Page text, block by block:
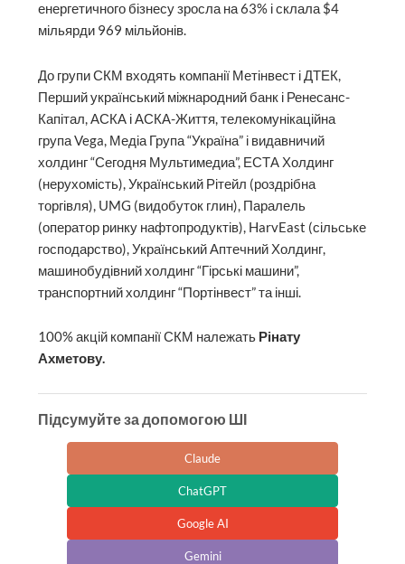
енергетичного бізнесу зросла на 63% і склала $4
мільярди 969 мільйонів.
До групи СКМ входять компанії Метінвест і ДТЕК,
Перший український міжнародний банк і Ренесанс-
Капітал, АСКА і АСКА-Життя, телекомунікаційна
група Vega, Медіа Група “Україна” і видавничий
холдинг “Сегодня Мультимедиа”, ЕСТА Холдинг
(нерухомість), Український Рітейл (роздрібна
торгівля), UMG (видобуток глин), Паралель
(оператор ринку нафтопродуктів), HarvEast (сільське
господарство), Український Аптечний Холдинг,
машинобудівний холдинг “Гірські машини”,
транспортний холдинг “Портінвест” та інші.
100% акцій компанії СКМ належать Рінату
Ахметову.
Підсумуйте за допомогою ШІ
Claude
ChatGPT
Google AI
Gemini